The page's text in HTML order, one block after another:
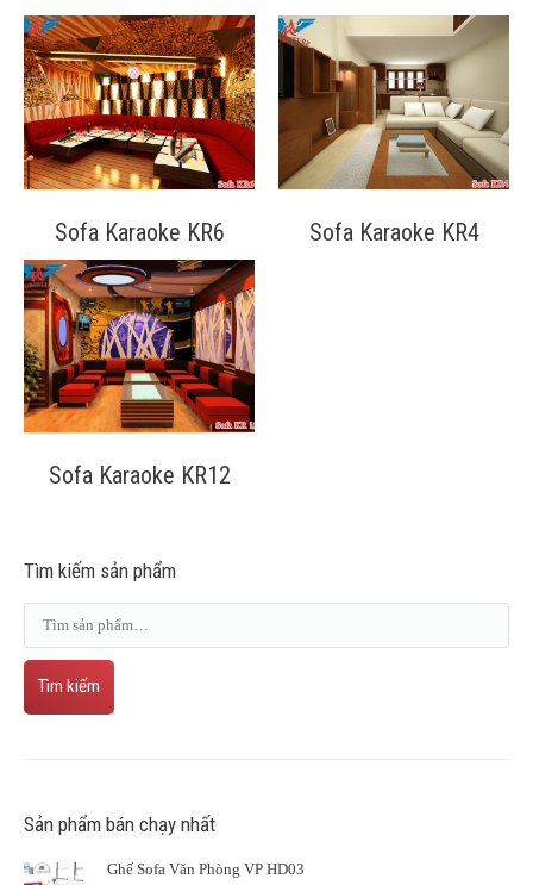
Liên Hệ
Sofa Karaoke KR6 Sofa Karaoke KR4
Sofa Karaoke KR12
Tìm kiếm sản phẩm
Tìm kiếm
Sản phẩm bán chạy nhất
Ghế Sofa Văn Phòng VP HD03